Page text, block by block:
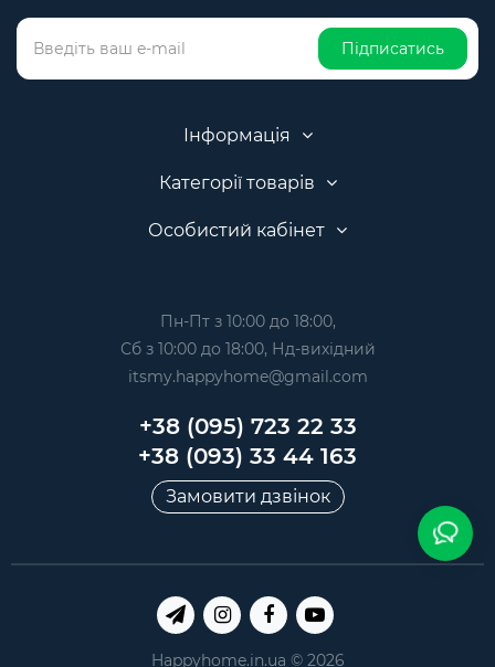
Підписатись
Інформація
Категорії товарів
Особистий кабінет
Пн-Пт з 10:00 до 18:00,
Сб з 10:00 до 18:00, Нд-вихідний
itsmy.happyhome@gmail.com
+38 (095) 723 22 33
+38 (093) 33 44 163
Замовити дзвінок
Happyhome.in.ua © 2026